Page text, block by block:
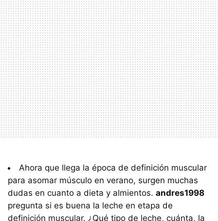
Ahora que llega la época de definición muscular
para asomar músculo en verano, surgen muchas
dudas en cuanto a dieta y almientos. andres1998
pregunta si es buena la leche en etapa de
definición muscular. ¿Qué tipo de leche, cuánta, la